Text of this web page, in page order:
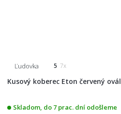
Ľudovka 5 7x
Kusový koberec Eton červený ovál
Skladom, do 7 prac. dní odošleme